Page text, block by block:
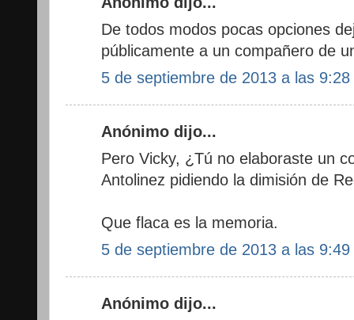
De todos modos pocas opciones
públicamente a un compañero de
5 de septiembre de 2013 a las 9:28
Anónimo dijo...
Pero Vicky, ¿Tú no elaboraste un
Antolinez pidiendo la dimisión de
Que flaca es la memoria.
5 de septiembre de 2013 a las 9:49
Anónimo dijo...